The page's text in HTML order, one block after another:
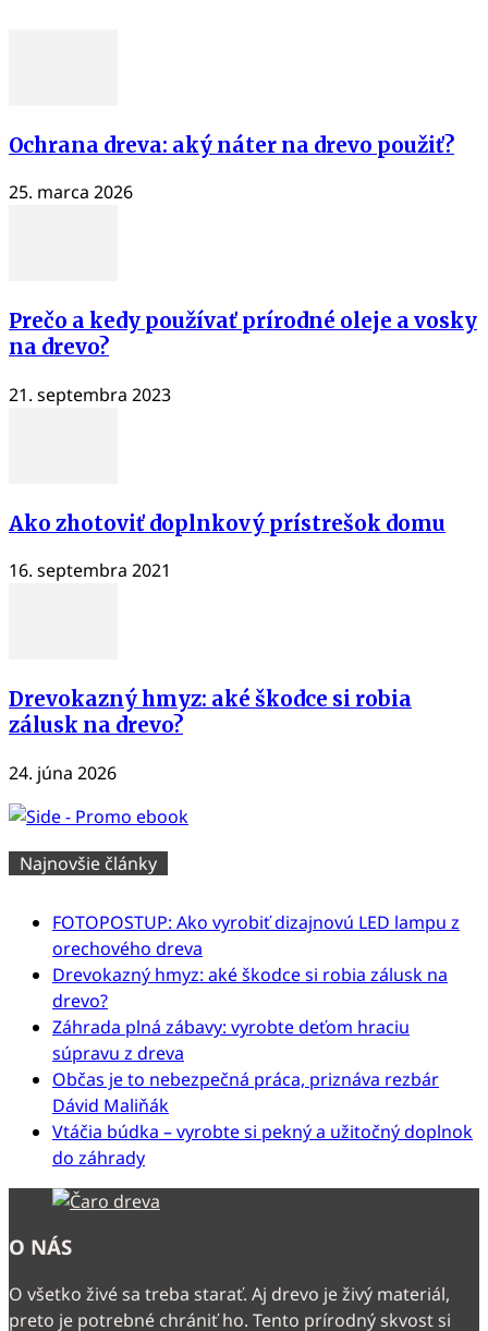
Ochrana dreva: aký náter na drevo použiť?
25. marca 2026
Prečo a kedy používať prírodné oleje a vosky
na drevo?
21. septembra 2023
Ako zhotoviť doplnkový prístrešok domu
16. septembra 2021
Drevokazný hmyz: aké škodce si robia
zálusk na drevo?
24. júna 2026
Najnovšie články
FOTOPOSTUP: Ako vyrobiť dizajnovú LED lampu z
orechového dreva
Drevokazný hmyz: aké škodce si robia zálusk na
drevo?
Záhrada plná zábavy: vyrobte deťom hraciu
súpravu z dreva
Občas je to nebezpečná práca, priznáva rezbár
Dávid Maliňák
Vtáčia búdka – vyrobte si pekný a užitočný doplnok
do záhrady
O NÁS
O všetko živé sa treba starať. Aj drevo je živý materiál,
preto je potrebné chrániť ho. Tento prírodný skvost si